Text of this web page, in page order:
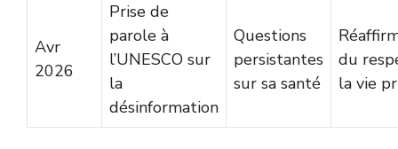
Avr
2026
Prise de
parole à
l’UNESCO sur
la
désinformation
Questions
persistantes
sur sa santé
du
la vie